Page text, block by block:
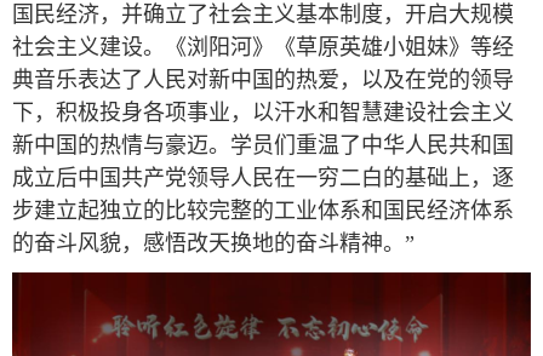
国民经济，并确立了社会主义基本制度，开启大规模
社会主义建设。《浏阳河》《草原英雄小姐妹》等经
典音乐表达了人民对新中国的热爱，以及在党的领导
下，积极投身各项事业，以汗水和智慧建设社会主义
新中国的热情与豪迈。学员们重温了中华人民共和国
成立后中国共产党领导人民在一穷二白的基础上，逐
步建立起独立的比较完整的工业体系和国民经济体系
的奋斗风貌，感悟改天换地的奋斗精神。”